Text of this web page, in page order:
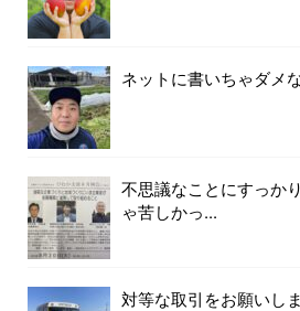
ネットに書いちゃダメ
不思議なことにすっか
ゃ苦しかっ...
対等な取引をお願いし